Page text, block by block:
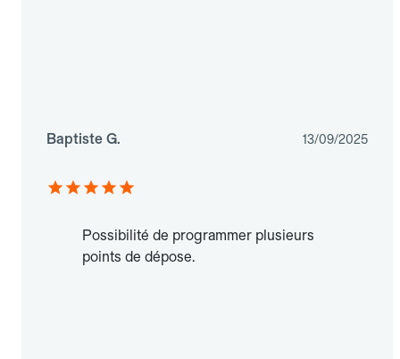
Baptiste G. 13/09/2025
Possibilité de programmer plusieurs
points de dépose.